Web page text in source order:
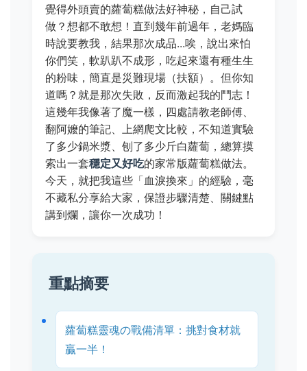
覺得外頭賣的蘿蔔糕做法好神秘，自己試
做？想都不敢想！直到幾年前過年，老媽臨
時說要教我，結果那次成品...唉，說出來怕
你們笑，軟趴趴不成形，吃起來還有種生生
的粉味，簡直是災難現場（扶額）。但你知
道嗎？就是那次失敗，反而激起我的鬥志！
這幾年我像著了魔一樣，四處請教老師傅、
翻阿嬤的筆記、上網爬文比較，不知道實驗
了多少鍋米漿、刨了多少斤白蘿蔔，總算摸
索出一套穩定又好吃的家常版蘿蔔糕做法。
今天，就把我這些「血淚換來」的經驗，毫
不藏私分享給大家，保證步驟清楚、關鍵點
講到爛，讓你一次成功！
重點摘要
蘿蔔糕靈魂の戰備清單：挑對食材就
贏一半！